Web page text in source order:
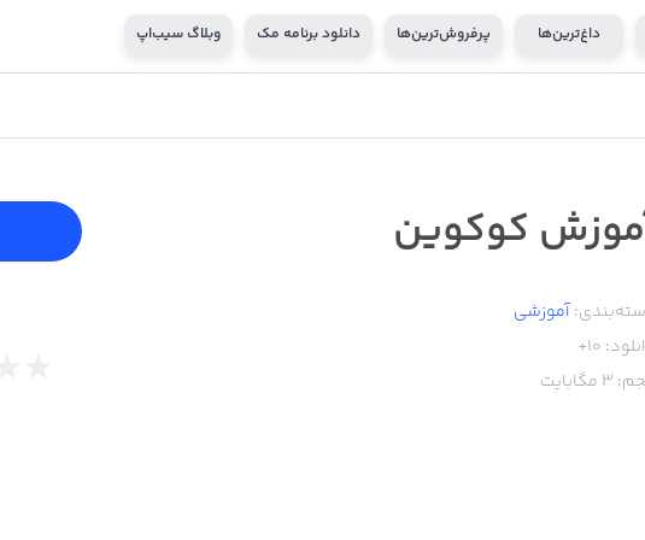
داغ‌ترین‌ها پرفروش‌ترین‌ها دانلود برنامه مک وبلاگ سیب‌اپ
کوکوين
آموزشی
10+
3 مگابایت